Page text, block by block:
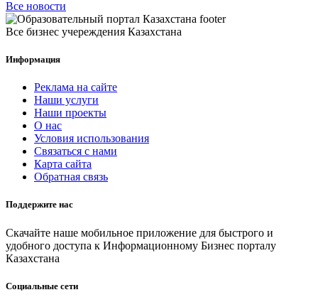
Все новости
Все бизнес учереждения Казахстана
Информация
Реклама на сайте
Наши услуги
Наши проекты
О нас
Условия использования
Связаться с нами
Карта сайта
Обратная связь
Поддержите нас
Скачайте наше мобильное приложение для быстрого и
удобного доступа к Информационному Бизнес порталу
Казахстана
Социальные сети